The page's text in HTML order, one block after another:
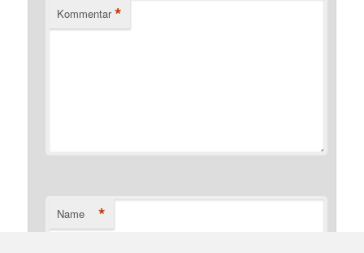
Kommentar *
Name *